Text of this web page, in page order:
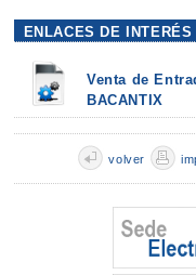
ENLACES DE INTERÉS
Venta de
BACANTIX
volver